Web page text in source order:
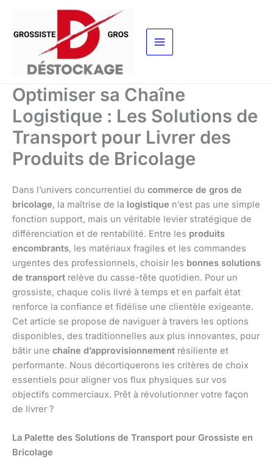
contenu
Optimiser sa Chaîne
Logistique : Les Solutions de
Transport pour Livrer des
Produits de Bricolage
Dans l’univers concurrentiel du commerce de gros de
bricolage, la maîtrise de la logistique n’est pas une simple
fonction support, mais un véritable levier stratégique de
différenciation et de rentabilité. Entre les produits
encombrants, les matériaux fragiles et les commandes
urgentes des professionnels, choisir les bonnes solutions
de transport relève du casse-tête quotidien. Pour un
grossiste, chaque colis livré à temps et en parfait état
renforce la confiance et fidélise une clientèle exigeante.
Cet article se propose de naviguer à travers les options
disponibles, des traditionnelles aux plus innovantes, pour
bâtir une chaîne d’approvisionnement résiliente et
performante. Nous décortiquerons les critères de choix
essentiels pour aligner vos flux physiques sur vos
objectifs commerciaux. Prêt à révolutionner votre façon
de livrer ?
La Palette des Solutions de Transport pour Grossiste en
Bricolage